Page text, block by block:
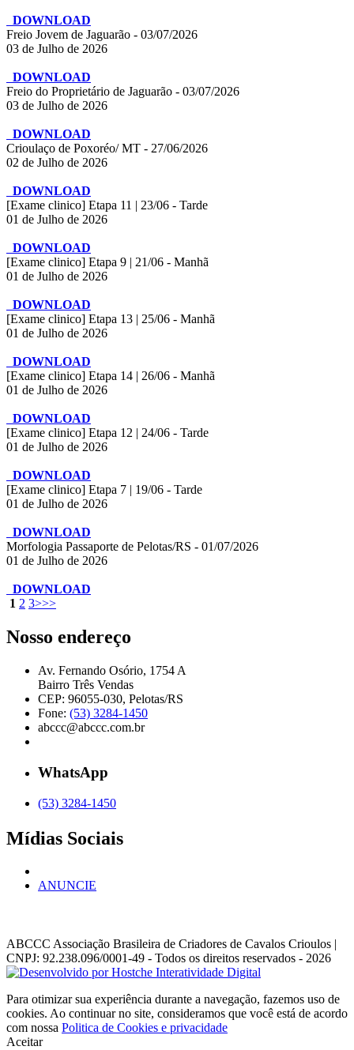
DOWNLOAD
Freio Jovem de Jaguarão - 03/07/2026
03 de Julho de 2026
DOWNLOAD
Freio do Proprietário de Jaguarão - 03/07/2026
03 de Julho de 2026
DOWNLOAD
Crioulaço de Poxoréo/ MT - 27/06/2026
02 de Julho de 2026
DOWNLOAD
[Exame clinico] Etapa 11 | 23/06 - Tarde
01 de Julho de 2026
DOWNLOAD
[Exame clinico] Etapa 9 | 21/06 - Manhã
01 de Julho de 2026
DOWNLOAD
[Exame clinico] Etapa 13 | 25/06 - Manhã
01 de Julho de 2026
DOWNLOAD
[Exame clinico] Etapa 14 | 26/06 - Manhã
01 de Julho de 2026
DOWNLOAD
[Exame clinico] Etapa 12 | 24/06 - Tarde
01 de Julho de 2026
DOWNLOAD
[Exame clinico] Etapa 7 | 19/06 - Tarde
01 de Julho de 2026
DOWNLOAD
Morfologia Passaporte de Pelotas/RS - 01/07/2026
01 de Julho de 2026
DOWNLOAD
1 2 3>>>
Nosso endereço
Av. Fernando Osório, 1754 A
Bairro Três Vendas
CEP: 96055-030, Pelotas/RS
Fone: (53) 3284-1450
abccc@abccc.com.br
WhatsApp
(53) 3284-1450
Mídias Sociais
ANUNCIE
ABCCC Associação Brasileira de Criadores de Cavalos Crioulos |
CNPJ: 92.238.096/0001-49 - Todos os direitos reservados - 2026
Para otimizar sua experiência durante a navegação, fazemos uso de
cookies. Ao continuar no site, consideramos que você está de acordo
com nossa Politica de Cookies e privacidade
Aceitar